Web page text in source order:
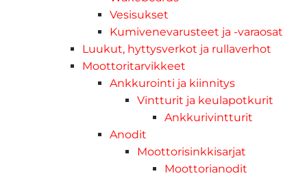
Vesisukset
Kumivenevarusteet ja -varaosat
Luukut, hyttysverkot ja rullaverhot
Moottoritarvikkeet
Ankkurointi ja kiinnitys
Vintturit ja keulapotkurit
Ankkurivintturit
Anodit
Moottorisinkkisarjat
Moottorianodit